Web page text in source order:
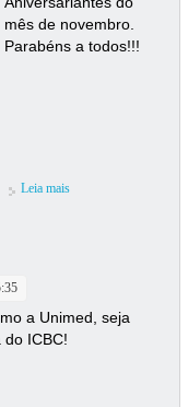
mês de novembro.
Parabéns a todos!!!
Leia mais
a Unimed, seja
do ICBC!